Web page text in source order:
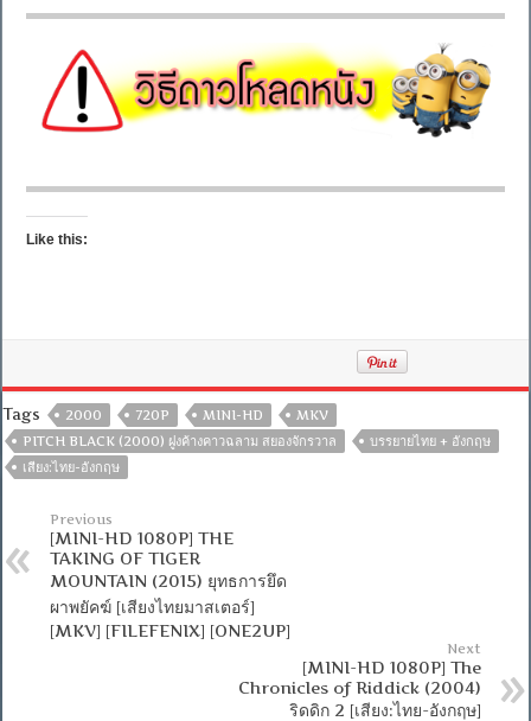
Like this:
Tags 2000 720P MINI-HD
MKV
PITCH BLACK (2000) ฝูงค้างคาวฉลาม สยองจักรวาล
บรรยายไทย + อังกฤษ
เสียง:ไทย-อังกฤษ
Previous
[MINI-HD 1080P] THE
TAKING OF TIGER
MOUNTAIN (2015) ยุทธการยึด
ผาพยัคฆ์ [เสียงไทยมาสเตอร์]
[MKV] [FILEFENIX] [ONE2UP]
Next
[MINI-HD 1080P] The
Chronicles of Riddick (2004)
ริดดิก 2 [เสียง:ไทย-อังกฤษ]